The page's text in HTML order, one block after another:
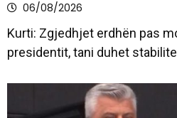
06/08/2026
Kurti: Zgjedhjet erdhën pas
presidentit, tani duhet